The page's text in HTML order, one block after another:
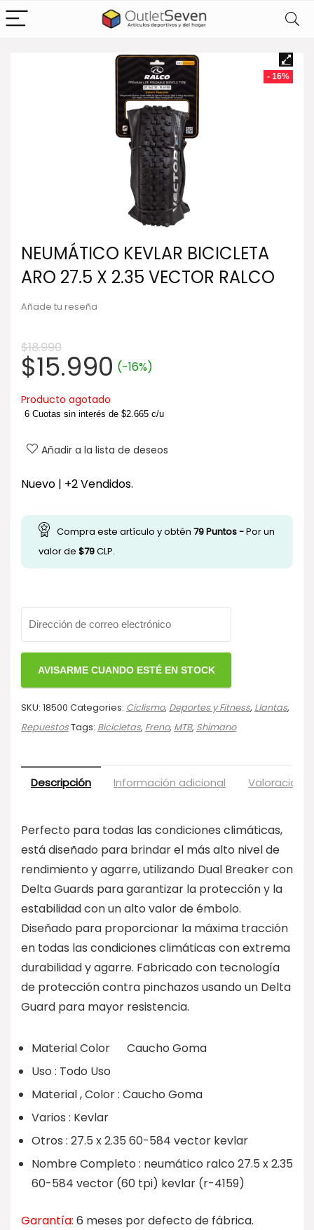
- 16%
NEUMÁTICO KEVLAR BICICLETA
ARO 27.5 X 2.35 VECTOR RALCO
Añade tu reseña
$18.990
El
precio
original
era:
$18.990.
$15.990El
actual
es:
$15.990.
(-16%)
Producto agotado
6 Cuotas sin interés de $2.665 c/u
Añadir a la lista de deseos
Nuevo | +2 Vendidos.
Compra este artículo y obtén 79Puntos -Por un
valor de $79CLP.
SKU: 18500 Categories: Ciclismo, Deportes y Fitness, Llantas,
RepuestosTags: Bicicletas, Freno, MTB, Shimano
Descripción Información adicional
Perfecto para todas las condiciones climáticas,
está diseñado para brindar el más alto nivel de
rendimiento y agarre, utilizando Dual Breaker con
Delta Guards para garantizar la protección y la
estabilidad con un alto valor de émbolo.
Diseñado para proporcionar la máxima tracción
en todas las condiciones climáticas con extrema
durabilidad y agarre. Fabricado con tecnología
de protección contra pinchazos usando un Delta
Guard para mayor resistencia.
Material Color Caucho Goma
Uso : Todo Uso
Material , Color : Caucho Goma
Varios : Kevlar
Otros : 27.5 x 2.35 60-584 vector kevlar
Nombre Completo : neumático ralco 27.5 x 2.35
60-584 vector (60 tpi) kevlar (r-4159)
Garantía: 6 meses por defecto de fábrica.